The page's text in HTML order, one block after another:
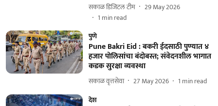
सकाळ डिजिटल टीम
29 May 2026
1 min read
पुणे
Pune Bakri Eid : बकरी ईदसाठी पुण्यात ४
हजार पोलिसांचा बंदोबस्त; संवेदनशील भागात
कडक सुरक्षा व्यवस्था
सकाळ वृत्तसेवा 27 May 2026 1 min read
देश